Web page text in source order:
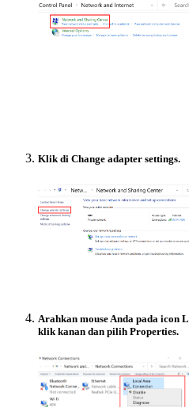
Klik di Change adapter settings.
Arahkan mouse Anda pada icon
klik kanan dan pilih Properties.